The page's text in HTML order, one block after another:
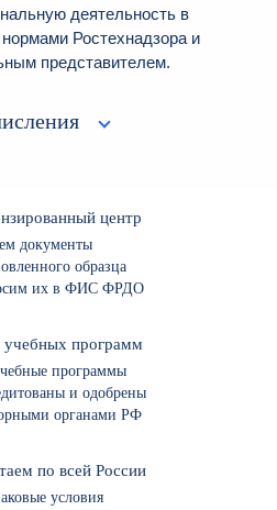
деятельность в
Ростехнадзора и
представителем.
центр
документы
образца
их в ФИС ФРДО
учебных программ
программы
и одобрены
органами РФ
по всей России
условия